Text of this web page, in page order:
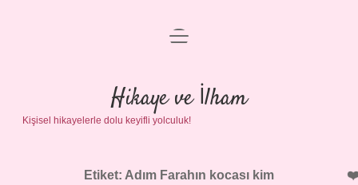
Anasayfa
Gizlilik Politikası
Yasal Uyarı
menüyü
Hikaye ve İlham
Kişisel hikayelerle dolu keyifli yolculuk!
Etiket: Adım Farahın kocası kim